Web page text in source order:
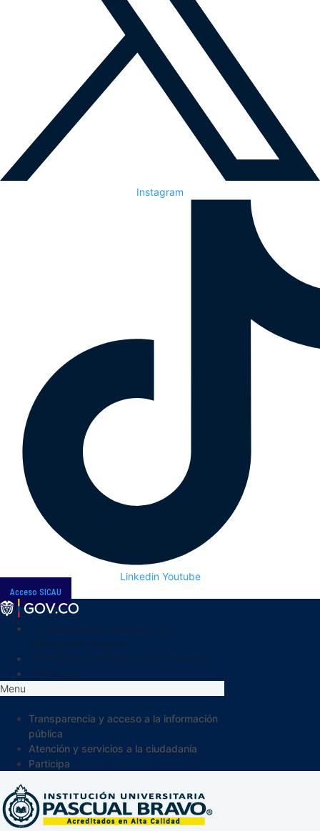
Instagram
Linkedin Youtube
Acceso SICAU
Menu
Transparencia y acceso a la información
pública
Atención y servicios a la ciudadanía
Participa